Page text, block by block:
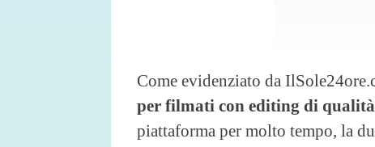
Come evidenziato da
per filmati con editing di qualità
piattaforma per molto tempo, la